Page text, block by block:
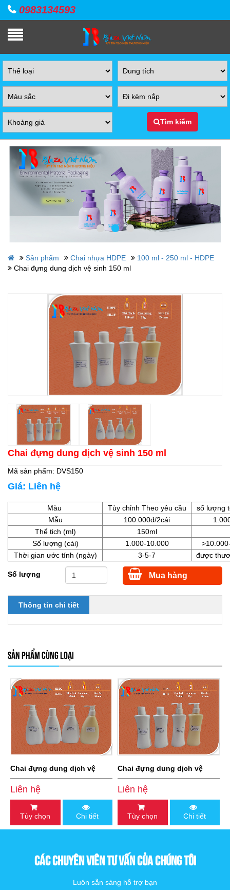
0983134593
Tìm kiếm
Sản phẩm Chai nhựa HDPE
100 ml - 250 ml - HDPE
Chai đựng dung dịch vệ sinh 150 ml
Chai đựng dung dịch vệ sinh 150 ml
Mã sản phẩm: DVS150
Giá: Liên hệ
Màu Tùy chỉnh Theo yêu cầu
số lượng
Mẫu
100.000đ/2cái
Thể tich (ml)
150ml
Số lượng (cái)
1.000-10.000
Thời gian ước tính (ngày)
3-5-7 được
Số lượng Mua hàng
Thông tin chi tiết
SẢN PHẨM CÙNG LOẠI
Chai đựng dung dịch vệ
sinh 150 ml
Liên hệ
Tùy chọn Chi tiết
Chai đựng dung dịch vệ
sinh phụ nữ 150ml
Liên hệ
Tùy chọn Chi tiết
CÁC CHUYÊN VIÊN TƯ VẤN CỦA CHÚNG TÔI
Luôn sẵn sàng hỗ trợ bạn